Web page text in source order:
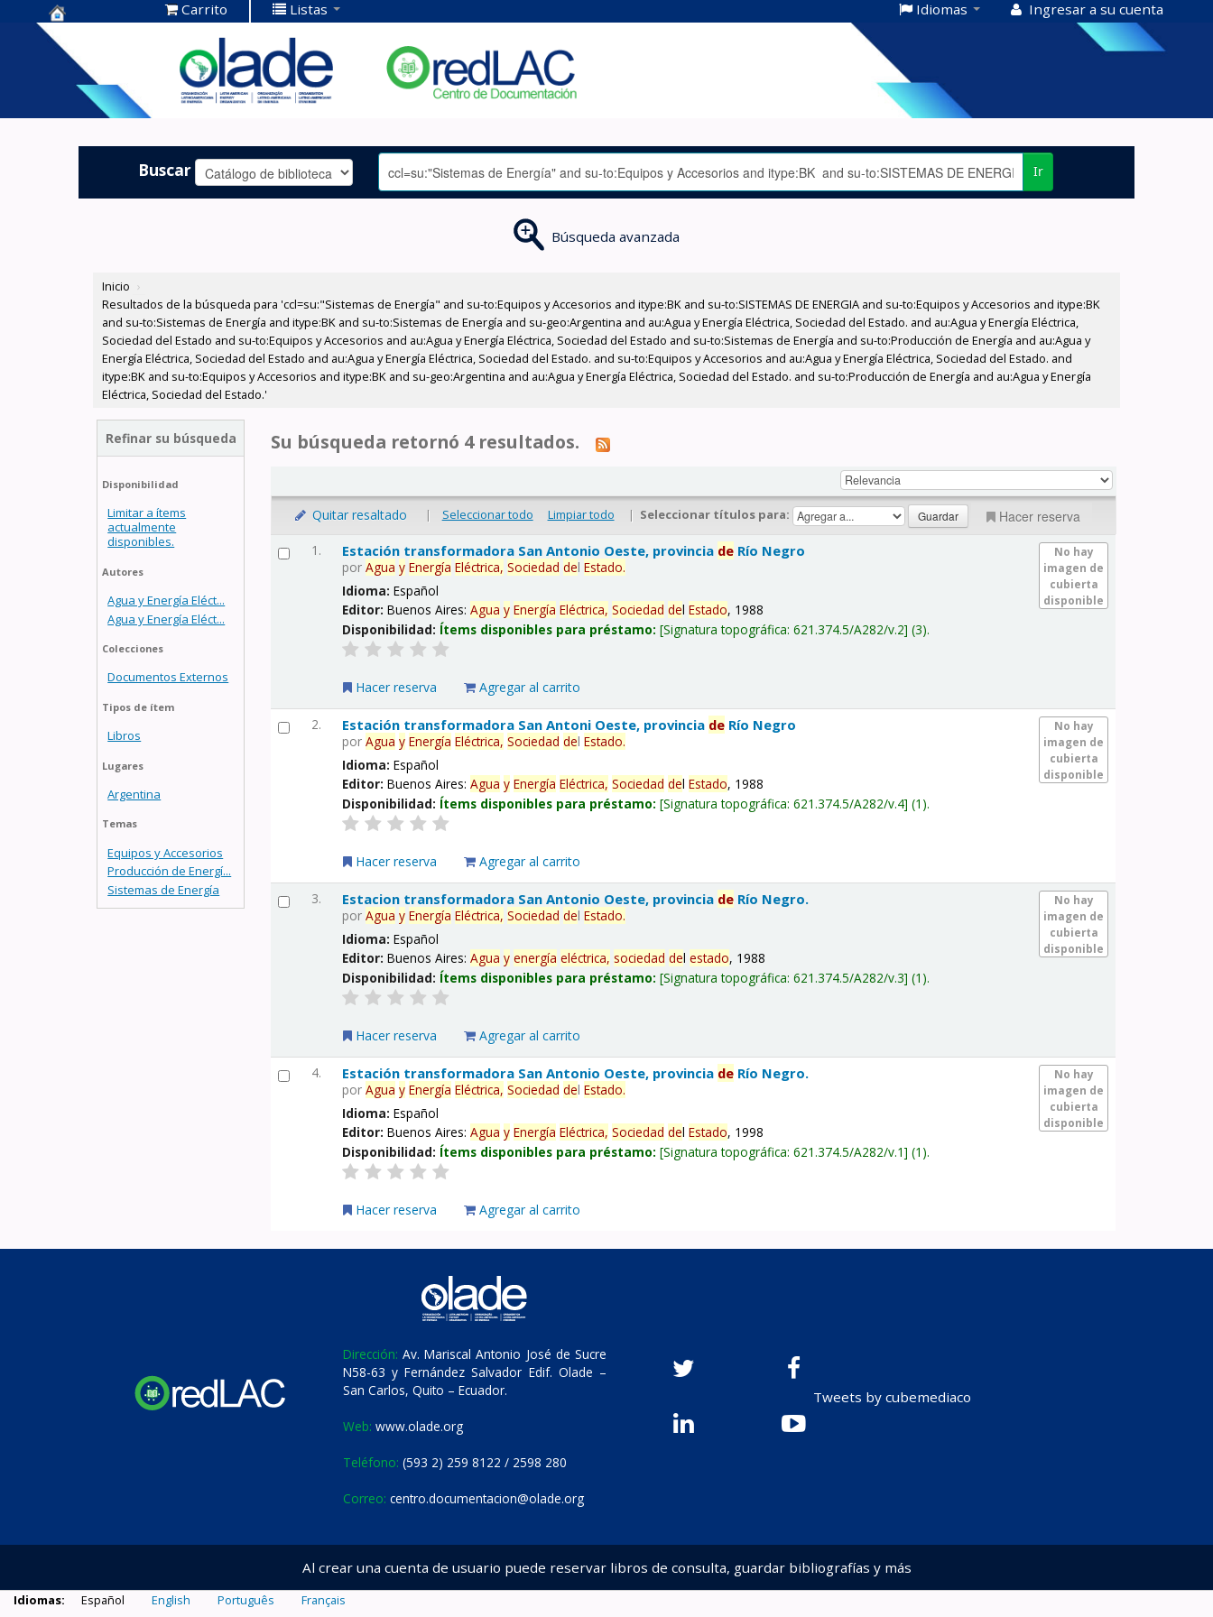
Centro de
Documentación
OLADE -
Carrito Listas Idiomas Ingresar a su cuenta
Buscar Ir
Búsqueda avanzada
Inicio ›
Resultados de la búsqueda para 'ccl=su:"Sistemas de Energía" and su-to:Equipos y Accesorios and itype:BK and su-to:SISTEMAS DE ENERGIA and su-to:Equipos y Accesorios and itype:BK
and su-to:Sistemas de Energía and itype:BK and su-to:Sistemas de Energía and su-geo:Argentina and au:Agua y Energía Eléctrica, Sociedad del Estado. and au:Agua y Energía Eléctrica,
Sociedad del Estado and su-to:Equipos y Accesorios and au:Agua y Energía Eléctrica, Sociedad del Estado and su-to:Sistemas de Energía and su-to:Producción de Energía and au:Agua y
Energía Eléctrica, Sociedad del Estado and au:Agua y Energía Eléctrica, Sociedad del Estado. and su-to:Equipos y Accesorios and au:Agua y Energía Eléctrica, Sociedad del Estado. and
itype:BK and su-to:Equipos y Accesorios and itype:BK and su-geo:Argentina and au:Agua y Energía Eléctrica, Sociedad del Estado. and su-to:Producción de Energía and au:Agua y Energía
Eléctrica, Sociedad del Estado.'
Refinar su búsqueda
Disponibilidad
Limitar a ítems
actualmente
disponibles.
Autores
Agua y Energía Eléct...
Agua y Energía Eléct...
Colecciones
Documentos Externos
Tipos de ítem
Libros
Lugares
Argentina
Temas
Equipos y Accesorios
Producción de Energí...
Sistemas de Energía
Su búsqueda retornó 4 resultados.
Quitar resaltado | Seleccionar todo Limpiar todo | Seleccionar títulos para: Hacer reserva
1.
No hay
imagen de
cubierta
disponible
Estación transformadora San Antonio Oeste, provincia de Río Negro
porAgua y Energía Eléctrica, Sociedad delEstado.
Idioma:Español
Editor:Buenos Aires:Agua y Energía Eléctrica, Sociedad delEstado, 1988
Disponibilidad: Ítems disponibles para préstamo: Signatura topográfica:621.374.5/A282/v.2 (3).
Hacer reserva Agregar al carrito
2.
No hay
imagen de
cubierta
disponible
Estación transformadora San Antoni Oeste, provincia de Río Negro
porAgua y Energía Eléctrica, Sociedad delEstado.
Idioma:Español
Editor:Buenos Aires:Agua y Energía Eléctrica, Sociedad delEstado, 1988
Disponibilidad: Ítems disponibles para préstamo: Signatura topográfica:621.374.5/A282/v.4 (1).
Hacer reserva Agregar al carrito
3.
No hay
imagen de
cubierta
disponible
Estacion transformadora San Antonio Oeste, provincia de Río Negro.
porAgua y Energía Eléctrica, Sociedad delEstado.
Idioma:Español
Editor:Buenos Aires:Agua y energía eléctrica, sociedad delestado, 1988
Disponibilidad: Ítems disponibles para préstamo: Signatura topográfica:621.374.5/A282/v.3 (1).
Hacer reserva Agregar al carrito
4.
No hay
imagen de
cubierta
disponible
Estación transformadora San Antonio Oeste, provincia de Río Negro.
porAgua y Energía Eléctrica, Sociedad delEstado.
Idioma:Español
Editor:Buenos Aires:Agua y Energía Eléctrica, Sociedad delEstado, 1998
Disponibilidad: Ítems disponibles para préstamo: Signatura topográfica:621.374.5/A282/v.1 (1).
Hacer reserva Agregar al carrito
Dirección: Av. Mariscal Antonio José de Sucre
N58-63 y Fernández Salvador Edif. Olade –
San Carlos, Quito – Ecuador.
Web: www.olade.org
Teléfono: (593 2) 259 8122 / 2598 280
Correo: centro.documentacion@olade.org
Tweets by cubemediaco
Al crear una cuenta de usuario puede reservar libros de consulta, guardar bibliografías y más
Idiomas: Español English Português Français